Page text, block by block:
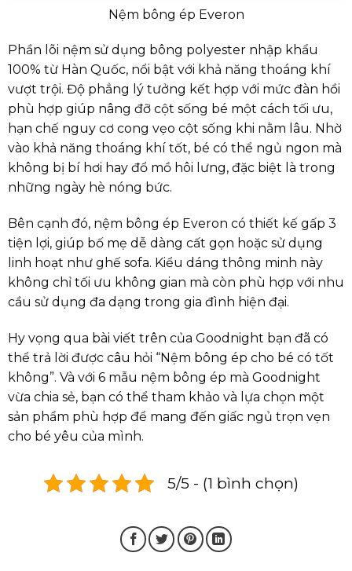
Nệm bông ép Everon
Phần lõi nệm sử dụng bông polyester nhập khẩu
100% từ Hàn Quốc, nổi bật với khả năng thoáng khí
vượt trội. Độ phẳng lý tưởng kết hợp với mức đàn hồi
phù hợp giúp nâng đỡ cột sống bé một cách tối ưu,
hạn chế nguy cơ cong vẹo cột sống khi nằm lâu. Nhờ
vào khả năng thoáng khí tốt, bé có thể ngủ ngon mà
không bị bí hơi hay đổ mồ hôi lưng, đặc biệt là trong
những ngày hè nóng bức.
Bên cạnh đó, nệm bông ép Everon có thiết kế gấp 3
tiện lợi, giúp bố mẹ dễ dàng cất gọn hoặc sử dụng
linh hoạt như ghế sofa. Kiểu dáng thông minh này
không chỉ tối ưu không gian mà còn phù hợp với nhu
cầu sử dụng đa dạng trong gia đình hiện đại.
Hy vọng qua bài viết trên của Goodnight bạn đã có
thể trả lời được câu hỏi “Nệm bông ép cho bé có tốt
không”. Và với 6 mẫu nệm bông ép mà Goodnight
vừa chia sẻ, bạn có thể tham khảo và lựa chọn một
sản phẩm phù hợp để mang đến giấc ngủ trọn vẹn
cho bé yêu của mình.
5/5 - (1 bình chọn)